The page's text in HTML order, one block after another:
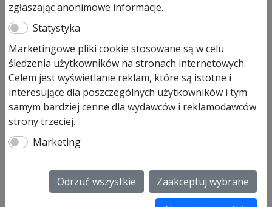
zgłaszając anonimowe informacje.
Statystyka
Marketingowe pliki cookie stosowane są w celu
śledzenia użytkowników na stronach internetowych.
Celem jest wyświetlanie reklam, które są istotne i
interesujące dla poszczególnych użytkowników i tym
samym bardziej cenne dla wydawców i reklamodawców
strony trzeciej.
Marketing
Odrzuć wszystkie Zaakceptuj wybrane